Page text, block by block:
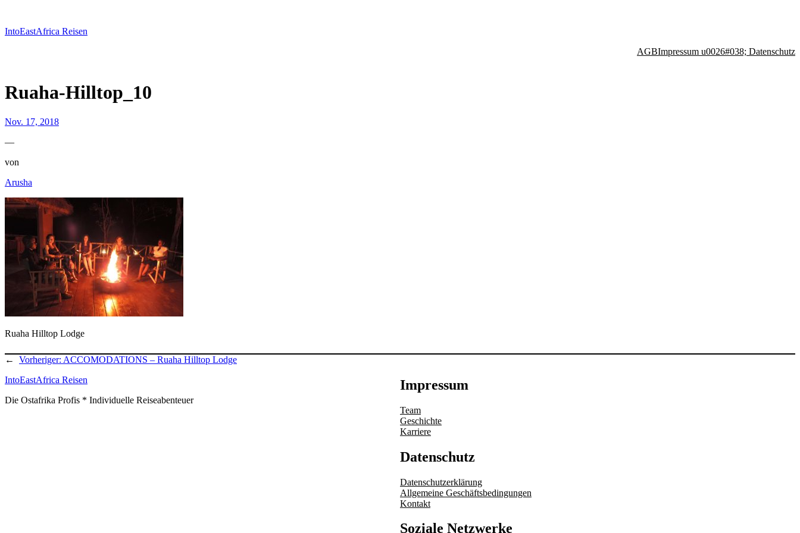
springen
IntoEastAfrica Reisen
AGBImpressum u0026#038; Datenschutz
Ruaha-Hilltop_10
Nov. 17, 2018
—
von
Arusha
Ruaha Hilltop Lodge
← Vorheriger: ACCOMODATIONS – Ruaha Hilltop Lodge
IntoEastAfrica Reisen
Die Ostafrika Profis * Individuelle Reiseabenteuer
Impressum
Team
Geschichte
Karriere
Datenschutz
Datenschutzerklärung
Allgemeine Geschäftsbedingungen
Kontakt
Soziale Netzwerke